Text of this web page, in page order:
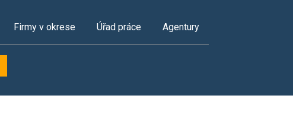
Firmy v okrese Úřad práce Agentury